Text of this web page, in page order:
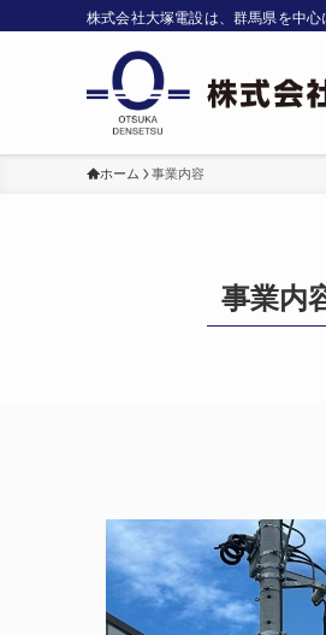
株式会社大塚電設は、群馬県を中
ホーム 事業内容
事業内